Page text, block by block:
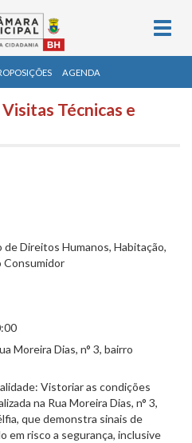
AGENDA
Técnicas e
de Direitos Humanos, Habitação,
Consumidor
Moreira Dias, n° 3, bairro
Vistoriar as condições
na Rua Moreira Dias, n° 3,
que demonstra sinais de
em risco a segurança, inclusive